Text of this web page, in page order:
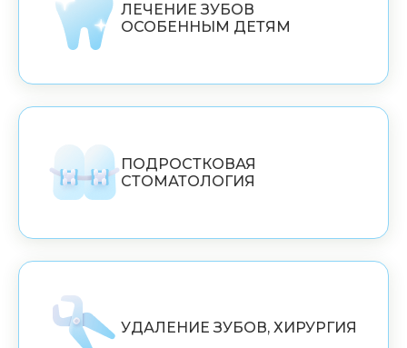
ЛЕЧЕНИЕ ЗУБОВ
ОСОБЕННЫМ ДЕТЯМ
ПОДРОСТКОВАЯ
СТОМАТОЛОГИЯ
УДАЛЕНИЕ ЗУБОВ, ХИРУРГИЯ